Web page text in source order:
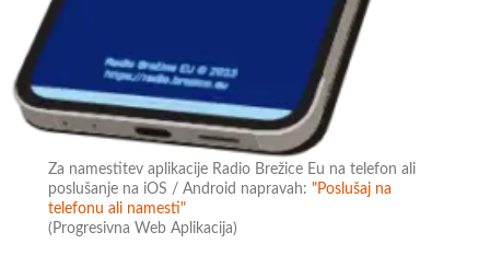
Za namestitev aplikacije Radio Brežice Eu na telefon ali
poslušanje na iOS / Android napravah:"Poslušaj na
telefonu ali namesti"
(Progresivna Web Aplikacija)